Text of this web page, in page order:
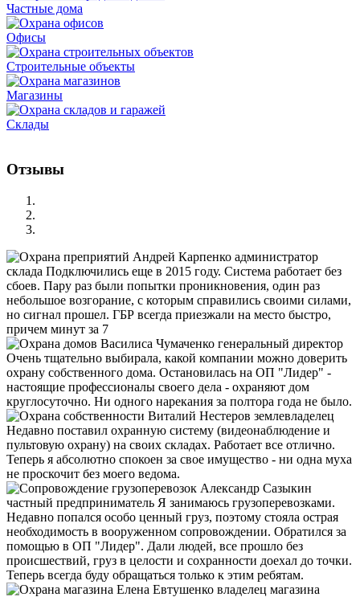
Частные дома
Офисы
Строительные объекты
Магазины
Склады
Отзывы
Андрей Карпенко администратор
склада Подключились еще в 2015 году. Система работает без
сбоев. Пару раз были попытки проникновения, один раз
небольшое возгорание, с которым справились своими силами,
но сигнал прошел. ГБР всегда приезжали на место быстро,
причем минут за 7
Василиса Чумаченко генеральный директор
Очень тщательно выбирала, какой компании можно доверить
охрану собственного дома. Остановилась на ОП "Лидер" -
настоящие профессионалы своего дела - охраняют дом
круглосуточно. Ни одного нарекания за полтора года не было.
Виталий Нестеров землевладелец
Недавно поставил охранную систему (видеонаблюдение и
пультовую охрану) на своих складах. Работает все отлично.
Теперь я абсолютно спокоен за свое имущество - ни одна муха
не проскочит без моего ведома.
Александр Сазыкин
частный предприниматель Я занимаюсь грузоперевозками.
Недавно попался особо ценный груз, поэтому стояла острая
необходимость в вооруженном сопровождении. Обратился за
помощью в ОП "Лидер". Дали людей, все прошло без
происшествий, груз в целости и сохранности доехал до точки.
Теперь всегда буду обращаться только к этим ребятам.
Елена Евтушенко владелец магазина